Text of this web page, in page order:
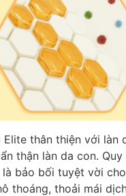
Elite thân thiện với làn
thận làn da con.
là bảo bối tuyệt vời
thoáng, thoải mái